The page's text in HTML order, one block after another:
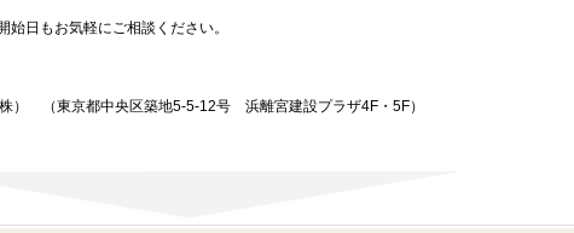
始日もお気軽にご相談ください。
） （東京都中央区築地5-5-12号 浜離宮建設プラザ4F・5F）